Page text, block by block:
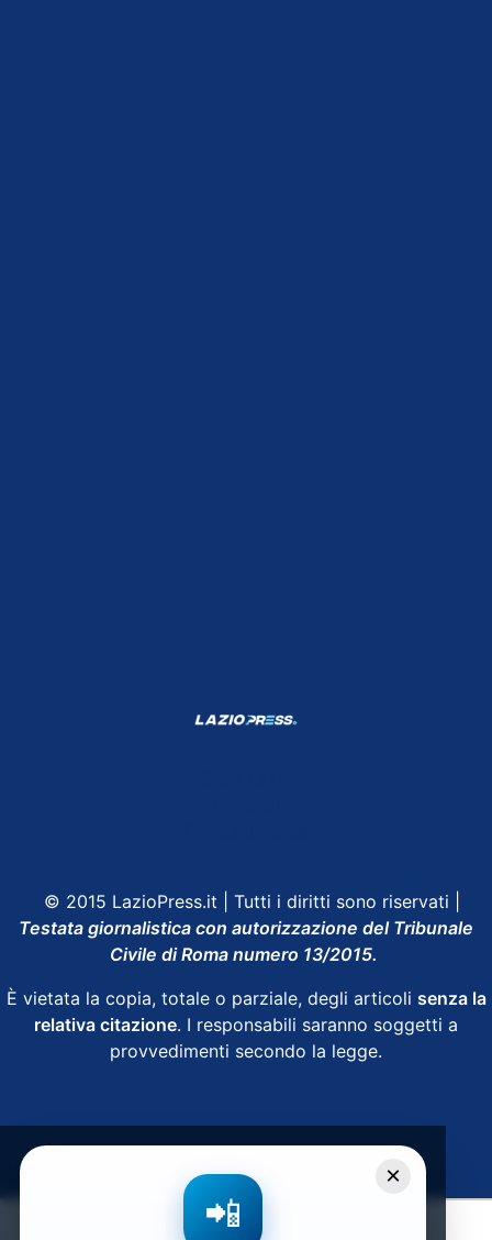
© 2015 LazioPress.it | Tutti i diritti sono riservati |
Testata giornalistica con autorizzazione del Tribunale
Civile di Roma numero 13/2015.
È vietata la copia, totale o parziale, degli articoli senza la
relativa citazione. I responsabili saranno soggetti a
provvedimenti secondo la legge.
×
📲
Condividi